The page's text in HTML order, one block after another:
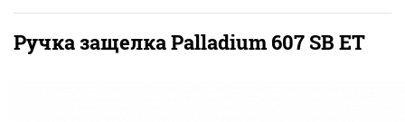
Ручка защелка Palladium 607 SB ET